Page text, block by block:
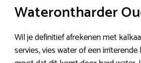
Waterontharder
Wil je definitief afrekenen met
servies, vies water of een irriterende